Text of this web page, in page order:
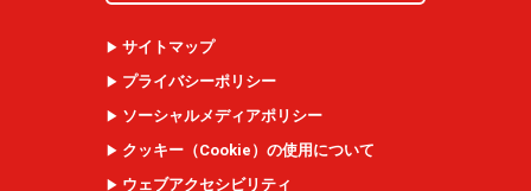
サイトマップ
プライバシーポリシー
ソーシャルメディアポリシー
クッキー（Cookie ）の使用について
ウェブアクセシビリティ